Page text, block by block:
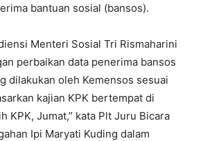
bantuan sosial (bansos).
Menteri Sosial Tri Rismaharini
perbaikan data penerima bansos
dilakukan oleh Kemensos sesuai
kajian KPK bertempat di
KPK, Jumat,” kata Plt Juru Bicara
Ipi Maryati Kuding dalam